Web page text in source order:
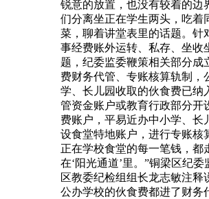
锐意的放置，也没有较着的边
们分离坐正在学生两头，吃着
菜，聊着讲堂表里的话题。针
事经费账外运转、私存、坐收
题，纪委监委鞭策相关部分成
费财务代管、专账核算轨制，
学、长儿园收取的伙食费已纳
管资金账户或教育行政部分开
费账户，平易近办中小学、长
设食堂特地账户，进行专账核
正在学校食堂的每一笔钱，都
在‘阳光通道’里。”铜梁区纪委
区教委纪检组组长龙志敏注释
公办学校的伙食费都进了财务